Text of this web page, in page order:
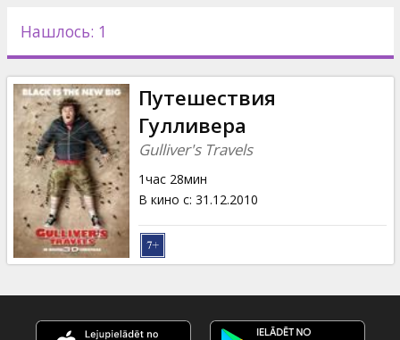
Новости
Подарки
Кинозакуски
B2B
Клуб
Нашлось: 1
Путешествия
Гулливера
Gulliver's Travels
1час 28мин
В кино с: 31.12.2010